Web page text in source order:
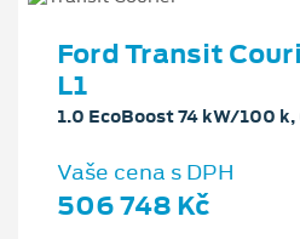
Ford Transit
L1
1.0 EcoBoost 74 kW/100
Vaše cena s DPH
506 748 Kč